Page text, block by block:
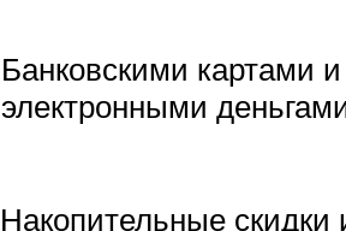
Банковскими картами и
электронными
Накопительные скидки